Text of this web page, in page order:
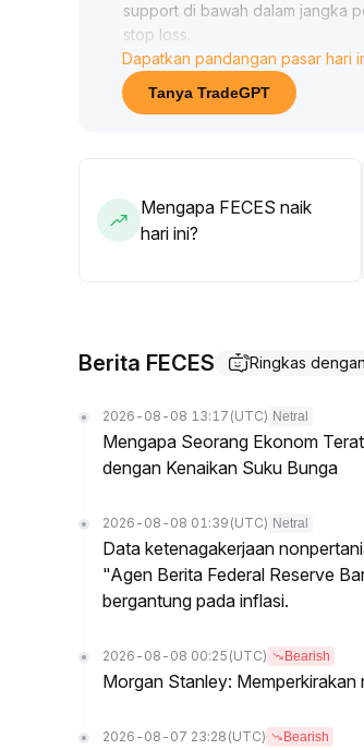
support di bawah dalam jangka
stop loss
Untuk jangka menengah dan
dan peningkatan likuiditas
penambahan alokasi harus
Dapatkan pandangan pasar hari
Tanya TradeGPT
Mengapa FECES naik
hari ini?
Berita FECES Ringkas
2026-08-08 13:17 (UTC) Netral
Mengapa Seorang Ekonom
dengan Kenaikan Suku Bunga
2026-08-08 01:39 (UTC) Netral
Data ketenagakerjaan
"Agen Berita Federal Reserve
bergantung pada inflasi.
2026-08-08 00:25 (UTC) Bearish
Morgan Stanley:
2026-08-07 23:28 (UTC) Bearish